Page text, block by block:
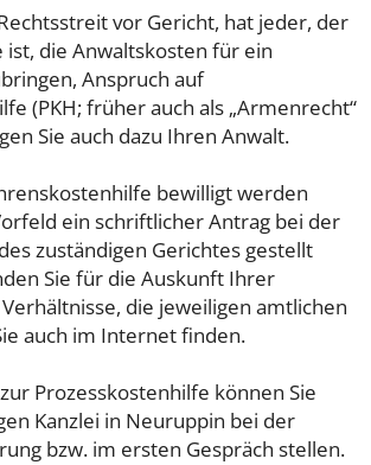
vor Gericht, hat jeder, der
ist, die Anwaltskosten für ein
Anspruch auf
(PKH; früher auch als „Armenrecht“
Sie auch dazu Ihren Anwalt.
bewilligt werden
ein schriftlicher Antrag bei der
zuständigen Gerichtes gestellt
Sie für die Auskunft Ihrer
die jeweiligen amtlichen
auch im Internet finden.
Prozesskostenhilfe können Sie
Kanzlei in Neuruppin bei der
bzw. im ersten Gespräch stellen.